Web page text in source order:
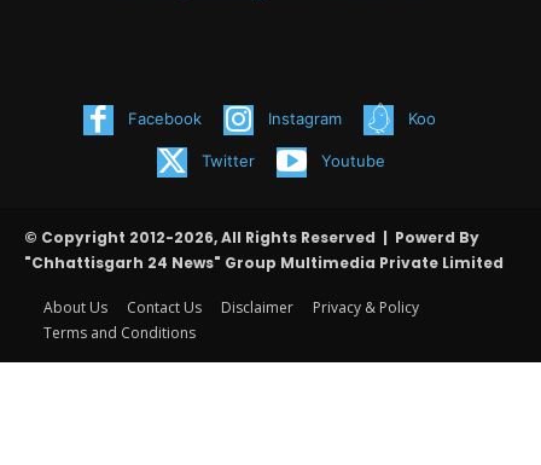
Facebook Instagram Koo
Twitter Youtube
© Copyright 2012-2026, All Rights Reserved | Powerd By
"Chhattisgarh 24 News" Group Multimedia Private Limited
About Us Contact Us Disclaimer
Privacy & Policy
Terms and Conditions